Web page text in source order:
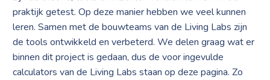
praktijk getest. Op deze manier hebben we veel kunnen
leren. Samen met de bouwteams van de Living Labs zijn
de tools ontwikkeld en verbeterd. We delen graag wat er
binnen dit project is gedaan, dus de voor ingevulde
calculators van de Living Labs staan op deze pagina. Zo